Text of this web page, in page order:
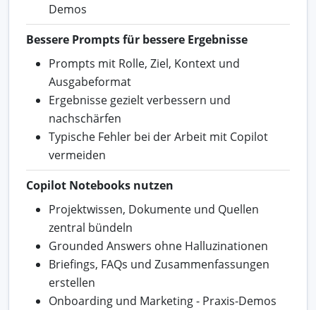
Demos
Bessere Prompts für bessere Ergebnisse
Prompts mit Rolle, Ziel, Kontext und
Ausgabeformat
Ergebnisse gezielt verbessern und
nachschärfen
Typische Fehler bei der Arbeit mit Copilot
vermeiden
Copilot Notebooks nutzen
Projektwissen, Dokumente und Quellen
zentral bündeln
Grounded Answers ohne Halluzinationen
Briefings, FAQs und Zusammenfassungen
erstellen
Onboarding und Marketing - Praxis-Demos